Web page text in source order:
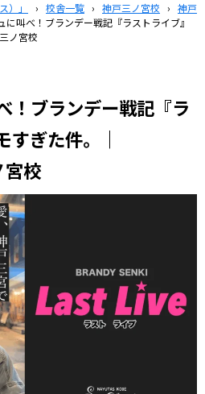
）」 › 校舎一覧 › 神戸三ノ宮校 › 神戸
に叫べ！ブランデー戦記『ラストライブ』
ノ宮校
！ブランデー戦記『ラ
すぎた件。｜
宮校